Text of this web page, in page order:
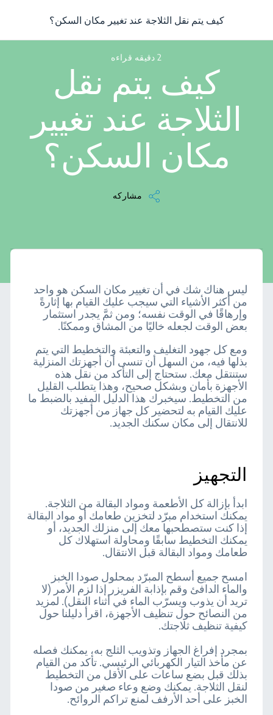
كيف يتم نقل الثلاجة عند تغيير مكان السكن؟
2 دقيقه قراءه
كيف يتم نقل
الثلاجة عند تغيير
مكان السكن؟
مشاركه
كيف يتم نقل الثلاجة عند تغيير مكان السكن؟
ليس هناك شك في أن تغيير مكان السكن هو واحد
من أكثر الأشياء التي سيجب عليك القيام بها إثارةً
وإرهاقًا في الوقت نفسه؛ ومن ثمَّ يجدر استثمار
بعض الوقت لجعله خاليًا من المشاق وممكنًا.
ومع كل جهود التغليف والتعبئة والتخطيط التي يتم
بذلها فيه، من السهل أن تنسى أن أجهزتك المنزلية
ستنتقل معك. ستحتاج إلى التأكد من نقل هذه
الأجهزة بأمان وبشكل صحيح، وهذا يتطلب القليل
من التخطيط. سيخبرك هذا الدليل المفيد بالضبط ما
عليك القيام به لتحضير كل جهاز من أجهزتك
للانتقال إلى مكان سكنك الجديد.
التجهيز
ابدأ بإزالة كل الأطعمة ومواد البقالة من الثلاجة.
يمكنك استخدام مبرّد لتخزين طعامك أو مواد البقالة
إذا كنت ستصطحبها معك إلى منزلك الجديد، أو
يمكنك التخطيط سابقًا ومحاولة استهلاك كل
طعامك ومواد البقالة قبل الانتقال.
امسح جميع أسطح المبرّد بمحلول صودا الخبز
والماء الدافئ وقم بإذابة الفريزر إذا لزم الأمر (لا
تريد أن يذوب ويسرّب الماء في أثناء النقل). لمزيد
من النصائح حول تنظيف الأجهزة، اقرأ دليلنا حول
كيفية تنظيف ثلاجتك.
بمجرد إفراغ الجهاز وتذويب الثلج به، يمكنك فصله
عن مأخذ التيار الكهربائي الرئيسي. تأكد من القيام
بذلك قبل بضع ساعات على الأقل من التخطيط
لنقل الثلاجة. يمكنك وضع وعاء صغير من صودا
الخبز على أحد الأرفف لمنع تراكم الروائح.